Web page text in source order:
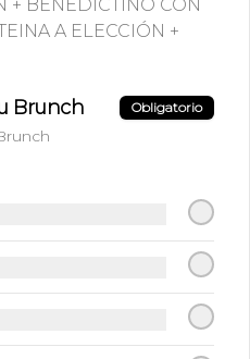
Blanco
de Espresso + Chocolate blanco +
+ BENEDICTINO CON
A ELECCIÓN +
Brunch Obligatorio